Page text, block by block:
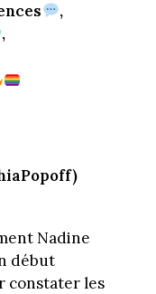
,
,
Nadine
début
constater les